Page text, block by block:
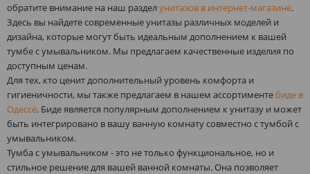
обратите внимание на наш разделунитазов в интернет-магазине.
Здесь вы найдете современные унитазы различных моделей и
дизайна, которые могут быть идеальным дополнением к вашей
тумбе с умывальником. Мы предлагаем качественные изделия по
доступным ценам.
Для тех, кто ценит дополнительный уровень комфорта и
гигиеничности, мы также предлагаем в нашем ассортиментебиде в
Одессе. Биде является популярным дополнением к унитазу и может
быть интегрировано в вашу ванную комнату совместно с тумбой с
умывальником.
Тумба с умывальником - это не только функциональное, но и
стильное решение для вашей ванной комнаты. Она позволяет